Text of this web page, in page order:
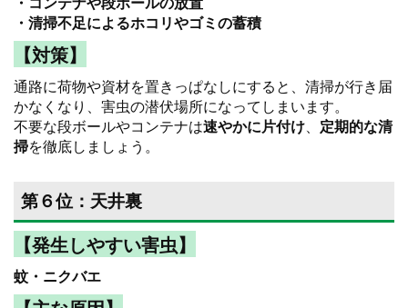
・清掃不足によるホコリやゴミの蓄積
【対策】
通路に荷物や資材を置きっぱなしにすると、清掃が行き届
かなくなり、害虫の潜伏場所になってしまいます。
不要な段ボールやコンテナは速やかに片付け、 定期的な清
掃を徹底しましょう。
第６位：天井裏
【発生しやすい害虫】
蚊・ニクバエ